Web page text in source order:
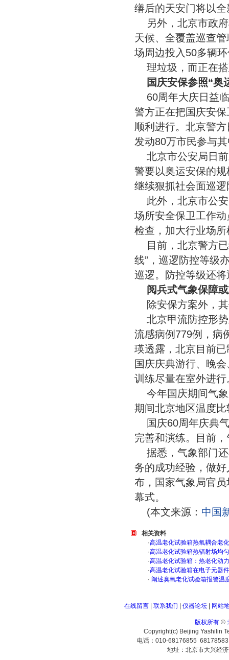
缮后的天安门将以
另外，北京市政
天候、全覆盖巡查
场周边投入50多辆
理垃圾，而正在
国庆安保参照“奥
60周年大庆日益
警方正在把国庆安
顺利进行。北京警
发动80万市民参与
北京市公安局日
警要以奥运安保的
继续狠抓社会面巡
此外，北京市公
场所安全保卫工作
检查，加大行业场
目前，北京警方
线”，巡逻防控等级
巡逻。防控等级还
阅兵式气象保障
除安保方案外，
北京甲流防控形
流感病例779例，病
瑛透露，北京目前
国庆庆典游行、晚
训练尽量在室外进
今年国庆期间气
期间北京地区温度
国庆60周年庆典
完善和演练。目前
据悉，气象部门
务的成功经验，做
布，国家气象局官
幕式。
(本文来源： 中国
相关资料
·高温老化试验箱热氧耦合老
·高温老化试验箱热辐射场均
·高温老化试验箱：热老化动
·高温老化试验箱在电子元器
· 阐述臭氧老化试验箱报警温
在线留言| 联系我们 仪器论坛| 网站
版权所有©
Copyright(c) Beijing Yashilin
电话：010-68176855
地址：北京市大兴经